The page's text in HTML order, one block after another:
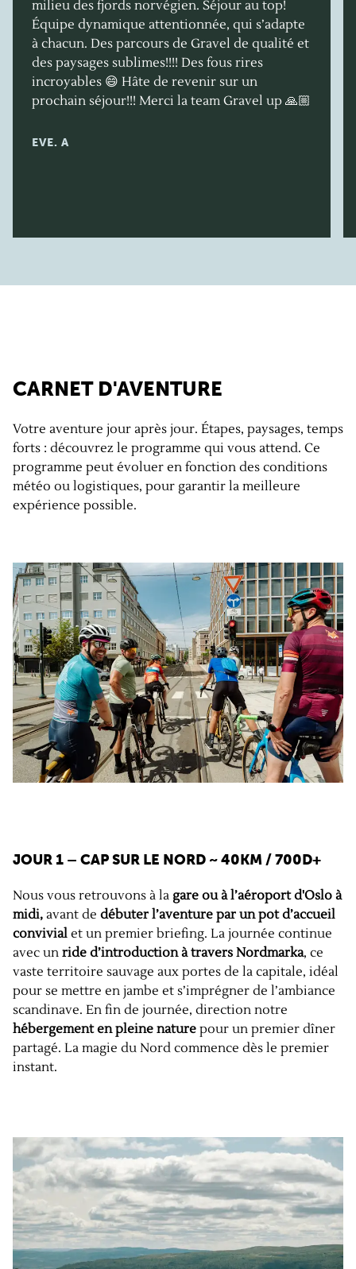
milieu des fjords norvégien. Séjour au top!
Équipe dynamique attentionnée, qui s’adapte
à chacun. Des parcours de Gravel de qualité et
des paysages sublimes!!!! Des fous rires
incroyables 😄 Hâte de revenir sur un
prochain séjour!!! Merci la team Gravel up 🙏🏼
EVE. A
CARNET D'AVENTURE
Votre aventure jour après jour. Étapes, paysages, temps
forts : découvrez le programme qui vous attend. Ce
programme peut évoluer en fonction des conditions
météo ou logistiques, pour garantir la meilleure
expérience possible.
JOUR 1 – CAP SUR LE NORD ~ 40KM / 700D+
Nous vous retrouvons à la gare ou à l’aéroport d'Oslo à
midi, avant de débuter l’aventure par un pot d’accueil
convivial et un premier briefing. La journée continue
avec un ride d’introduction à travers Nordmarka, ce
vaste territoire sauvage aux portes de la capitale, idéal
pour se mettre en jambe et s’imprégner de l’ambiance
scandinave. En fin de journée, direction notre
hébergement en pleine nature pour un premier dîner
partagé. La magie du Nord commence dès le premier
instant.